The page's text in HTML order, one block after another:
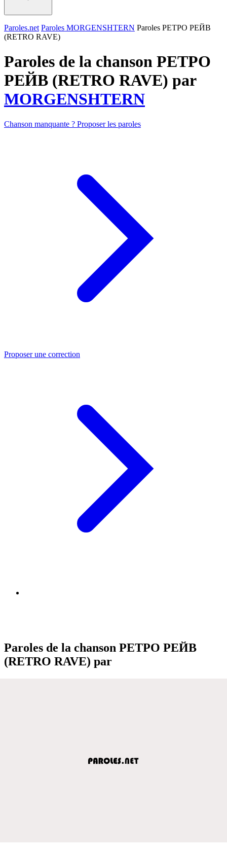
Paroles.net Paroles MORGENSHTERN Paroles РЕТРО РЕЙВ
(RETRO RAVE)
Paroles de la chanson РЕТРО
РЕЙВ (RETRO RAVE) par
MORGENSHTERN
Chanson manquante ? Proposer les paroles
Proposer une correction
Paroles de la chanson РЕТРО РЕЙВ
(RETRO RAVE) par